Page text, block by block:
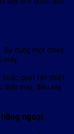
Sử dụng một chiếc
máy.
quạt tản nhiệt.
máy, điều này
ngoại